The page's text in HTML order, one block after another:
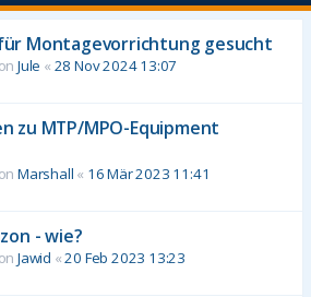
Montagevorrichtung gesucht
Jule « 28 Nov 2024 13:07
zu MTP/MPO-Equipment
Marshall « 16 Mär 2023 11:41
- wie?
Jawid «20 Feb 2023 13:23